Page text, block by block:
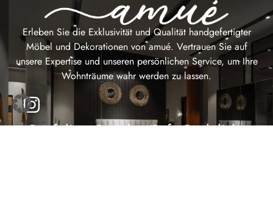
Erleben Sie die Exklusivität und Qualität handgefertigter
Möbel und Dekorationen von amué. Vertrauen Sie auf
unsere Expertise und unseren persönlichen Service, um Ihre
Wohnträume wahr werden zu lassen.
Portfolio Projekte/Referenzen
Rechtliches